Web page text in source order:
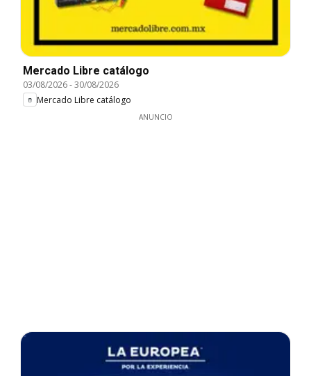
Mercado Libre catálogo
03/08/2026-30/08/2026
Mercado Libre catálogo
ANUNCIO